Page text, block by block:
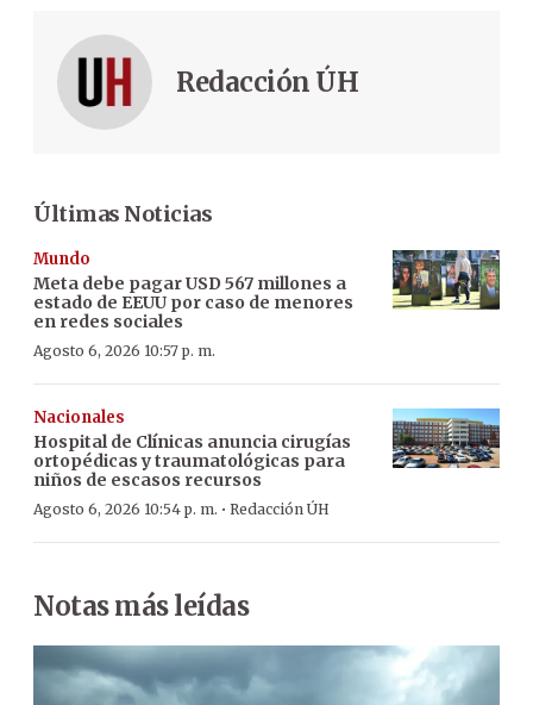
Redacción ÚH
Últimas Noticias
Mundo
Meta debe pagar USD 567 millones a
estado de EEUU por caso de menores
en redes sociales
Agosto 6, 2026 10:57 p. m.
Nacionales
Hospital de Clínicas anuncia cirugías
ortopédicas y traumatológicas para
niños de escasos recursos
Agosto 6, 2026 10:54 p. m. · Redacción ÚH
Notas más leídas